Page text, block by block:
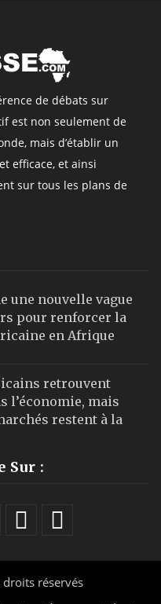
de débats sur
est non seulement de
mais d’établir un
efficace, et ainsi
sur tous les plans de
une nouvelle vague
pour renforcer la
en Afrique
retrouvent
l’économie, mais
restent à la
Sur :
réservés